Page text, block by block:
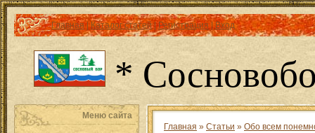
Главная|Каталог статей|Регистрация |Вход
*
Меню сайта
Главная » Статьи » Обо всем